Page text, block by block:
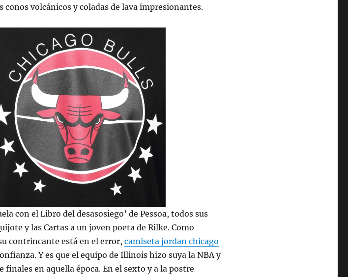
conos volcánicos y coladas de lava impresionantes.
con el Libro del desasosiego’ de Pessoa, todos sus
y las Cartas a un joven poeta de Rilke. Como
contrincante está en el error,camiseta jordan chicago
Y es que el equipo de Illinois hizo suya la NBA y
finales en aquella época. En el sexto y a la postre